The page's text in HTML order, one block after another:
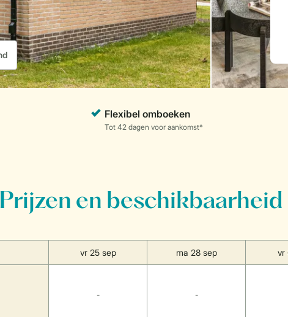
Prijzen en beschikbaarheid
vr 25 sep ma 28 sep vr
- -